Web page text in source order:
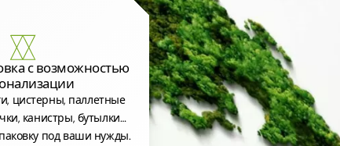
с возможностью
цистерны, паллетные
канистры, бутылки…
под ваши нужды.